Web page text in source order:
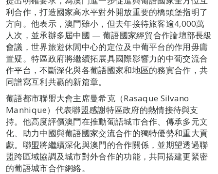
利合作，打造國家高水平對外開放重要的橋頭堡指明了
方向。他表示，澳門雖小，但去年接待旅客逾4,000萬
人次，並承辦多屆中國 — 葡語國家經貿合作論壇部長級
會議，世界旅遊休閒中心的定位及中葡平台的作用毋庸
置疑。特區政府將繼續拓展具國際影響力的中葡交流合
作平台，不斷深化與各葡語國家和地區的務實合作，共
同譜寫互利共贏的新篇章。
葡語都市聯盟大會主席曼希克（Rasaque Silvano
Manhique）代表聯盟感謝特區政府的熱情接待與支
持。他高度評價澳門在推動葡語城市合作、傳承多元文
化、助力中國與葡語國家交流合作的獨特優勢和重大貢
獻。聯盟將繼續深化與澳門的合作關係，並期望透過聯
盟跨區域協調及城市對外合作的功能，共同搭建更緊密
的葡語城市合作網絡。